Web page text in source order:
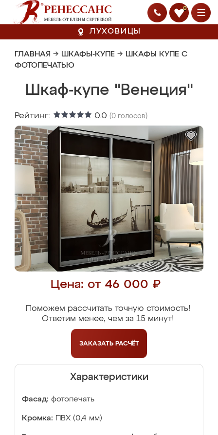
0
ЛУХОВИЦЫ
ГЛАВНАЯ → ШКАФЫ-КУПЕ → ШКАФЫ КУПЕ С
ФОТОПЕЧАТЬЮ
Шкаф-купе "Венеция"
Рейтинг: 0.0 (0 голосов)
Цена: от 46 000 ₽
Поможем рассчитать точную стоимость!
Ответим менее, чем за 15 минут!
ЗАКАЗАТЬ РАСЧЁТ
Характеристики
Фасад: фотопечать
Кромка: ПВХ (0,4 мм)